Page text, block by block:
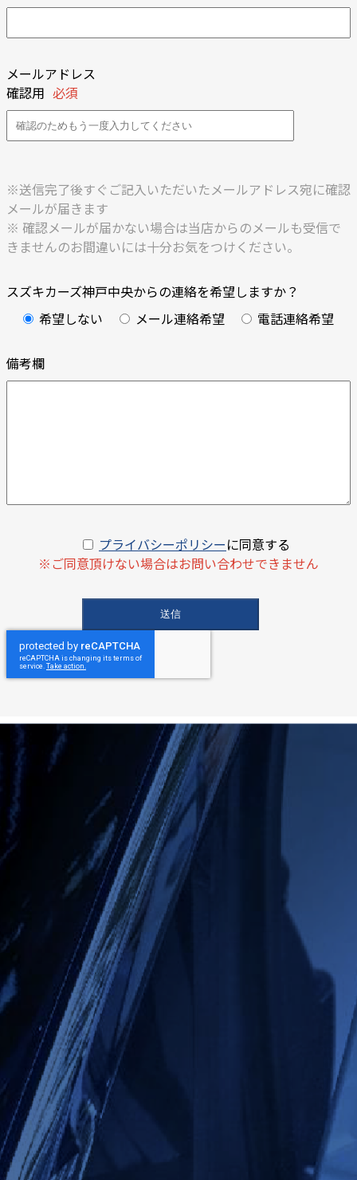
メールアドレス
確認用 必須
※送信完了後すぐご記入いただいたメールアドレス宛に確認
メールが届きます
※ 確認メールが届かない場合は当店からのメールも受信で
きませんのお間違いには十分お気をつけください。
スズキカーズ神戸中央からの連絡を希望しますか？
希望しない
メール連絡希望 電話連絡希望
備考欄
プライバシーポリシーに同意する
※ご同意頂けない場合はお問い合わせできません